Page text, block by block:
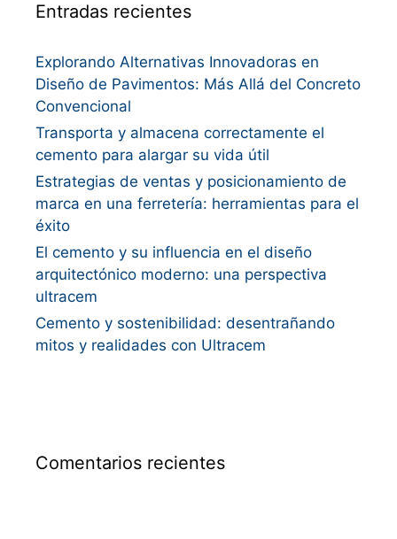
Entradas recientes
Explorando Alternativas Innovadoras en
Diseño de Pavimentos: Más Allá del Concreto
Convencional
Transporta y almacena correctamente el
cemento para alargar su vida útil
Estrategias de ventas y posicionamiento de
marca en una ferretería: herramientas para el
éxito
El cemento y su influencia en el diseño
arquitectónico moderno: una perspectiva
ultracem
Cemento y sostenibilidad: desentrañando
mitos y realidades con Ultracem
Comentarios recientes